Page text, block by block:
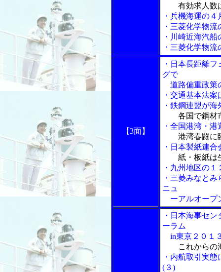
有効求人数
・兵機海運の
・三菱化学物
・川崎近海汽
・三菱化学物
【3面】
・日本長距離
グで
道路偏重政策
・交通基本法
・鉄鋼連盟が
各国で鋼材
・全国港湾・
港湾春闘に
・日本製紙連
紙・板紙は
・九州地区の
・三菱みなと
ニュ
ーアルオープ
・日本海事セ
ーラム
in東京２０１
これからの
・内航取引実
(３)